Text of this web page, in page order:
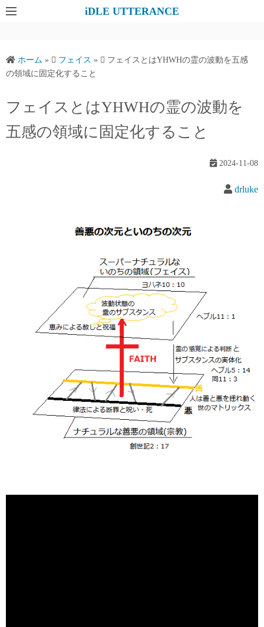
コ
ッ
iDLE UTTERANCE
ホーム » フェイス »
フェイスとはYHWHの霊の波動を五感
の領域に固定化すること
フェイスとはYHWHの霊の波動を
五感の領域に固定化すること
2024-11-08
drluke